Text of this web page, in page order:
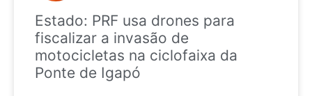
Estado: PRF usa drones para
fiscalizar a invasão de
motocicletas na ciclofaixa da
Ponte de Igapó